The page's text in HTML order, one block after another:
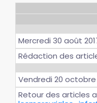
Mercredi 30 août
Rédaction des
Vendredi 20 octobre
Retour des articles